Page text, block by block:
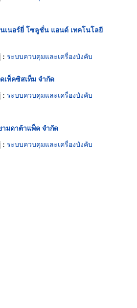
เนอร์ยี่ โซลูชั่น แอนด์ เทคโนโลยี
: ระบบควบคุมและเครื่องบังคับ
เท็คซิสเท็ม จำกัด
: ระบบควบคุมและเครื่องบังคับ
มดาต้าแพ็ค จำกัด
: ระบบควบคุมและเครื่องบังคับ